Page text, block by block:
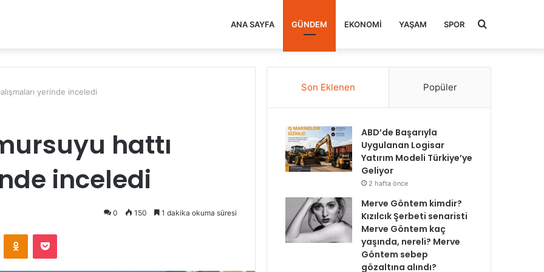
ANA SAYFA GÜNDEM EKONOMI YAŞAM SPOR Arama
yerinde inceledi
hattı
inceledi
0 150 1 dakika okuma süresi
Odnoklassniki
Pocket
Son Eklenen Popüler
ABD’de Başarıyla
Uygulanan Logisar
Yatırım Modeli Türkiye’ye
Geliyor
2 hafta önce
Merve Göntem kimdir?
Kızılcık Şerbeti senaristi
Merve Göntem kaç
yaşında, nereli? Merve
Göntem sebep
gözaltına alındı?